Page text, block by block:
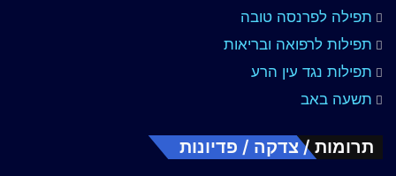
תפילה לפרנסה טובה
תפילות לרפואה ובריאות
תפילות נגד עין הרע
תשעה באב
תרומות / צדקה / פדיונות